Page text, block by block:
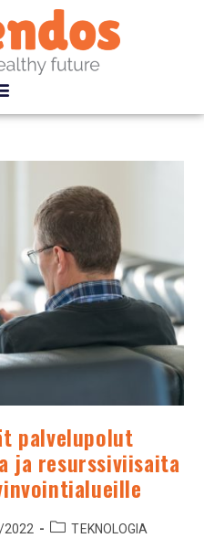
palvelupolut
ja resurssiviisaita
TEKNOLOGIA